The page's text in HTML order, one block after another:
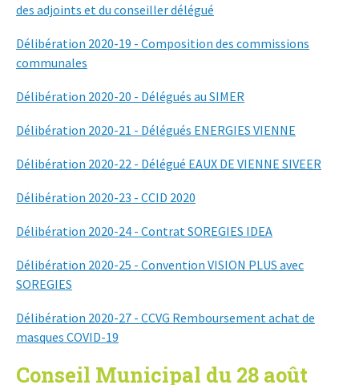
des adjoints et du conseiller délégué
Délibération 2020-19 - Composition des commissions
communales
Délibération 2020-20 - Délégués au SIMER
Délibération 2020-21 - Délégués ENERGIES VIENNE
Délibération 2020-22 - Délégué EAUX DE VIENNE SIVEER
Délibération 2020-23 - CCID 2020
Délibération 2020-24 - Contrat SOREGIES IDEA
Délibération 2020-25 - Convention VISION PLUS avec
SOREGIES
Délibération 2020-27 - CCVG Remboursement achat de
masques COVID-19
Conseil Municipal du 28 août